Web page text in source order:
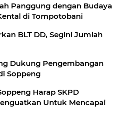
Panggung dengan Budaya
di Tompotobani
BLT DD, Segini Jumlah
Dukung Pengembangan
Soppeng
Harap SKPD
Untuk Mencapai